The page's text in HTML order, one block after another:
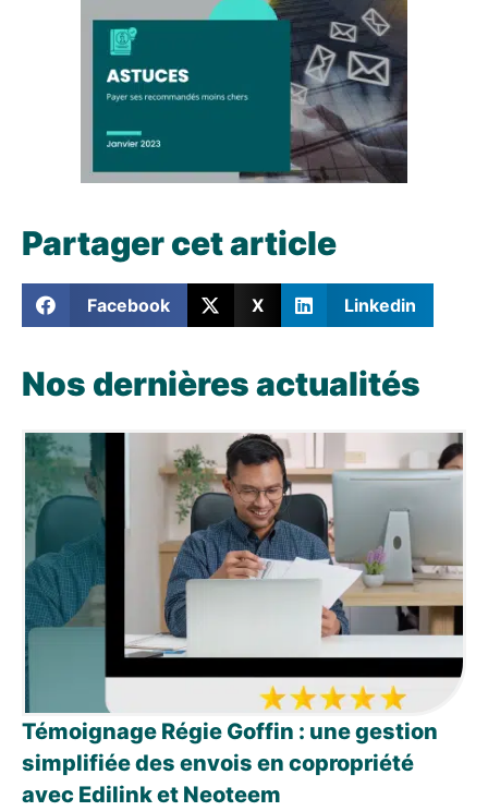
Partager cet article
Facebook X Linkedin
Nos dernières actualités
Témoignage Régie Goffin : une gestion
simplifiée des envois en copropriété
avec Edilink et Neoteem